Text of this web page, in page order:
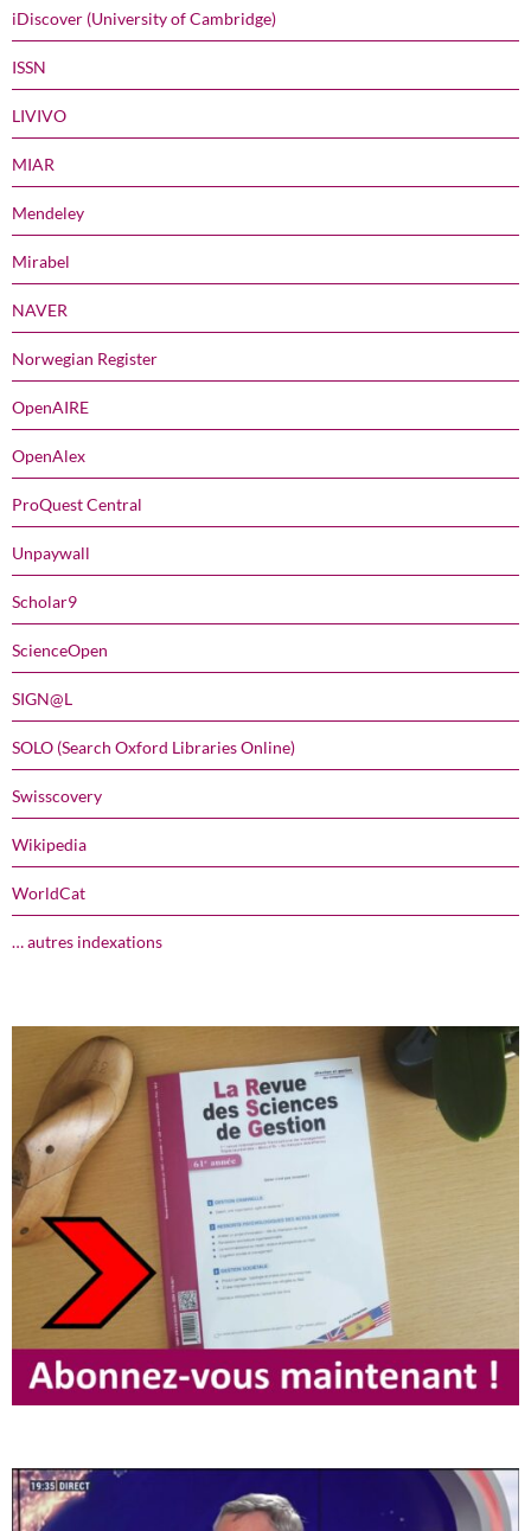
iDiscover (University of Cambridge)
ISSN
LIVIVO
MIAR
Mendeley
Mirabel
NAVER
Norwegian Register
OpenAIRE
OpenAlex
ProQuest Central
Unpaywall
Scholar9
ScienceOpen
SIGN@L
SOLO (Search Oxford Libraries Online)
Swisscovery
Wikipedia
WorldCat
… autres indexations